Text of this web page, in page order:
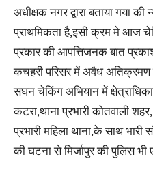
अधीक्षक नगर द्वारा बताया गया की
प्राथमिकता है,इसी क्रम मे आज
प्रकार की आपत्तिजनक बात
कचहरी परिसर में अवैध अतिक्रमण
सघन चेकिंग अभियान में
कटरा,थाना प्रभारी कोतवाली
प्रभारी महिला थाना,के साथ
की घटना से मिर्जापुर की पुलिस भी